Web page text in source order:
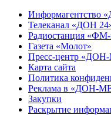
Информагентство
Телеканал «ДОН
Радиостанция
Газета «Молот»
Пресс-центр
Карта сайта
Политика
Реклама в «ДОН-
Закупки
Раскрытие